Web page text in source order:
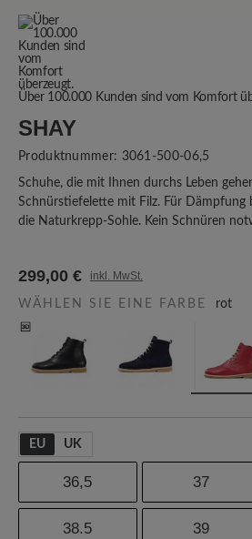
Über 100.000 Kunden sind vom Komfort
SHAY
Produktnummer: 3061-500-06,5
Schuhe, die mit Ihnen durchs Leben
Schnürstiefelette mit Filz. Für Dämpfung
die Naturkrepp-Sohle. Kein Schnüren
299,00 € inkl. MwSt.
WÄHLEN SIE EINE FARBE rot
EU UK
36,5 37
38.5 39